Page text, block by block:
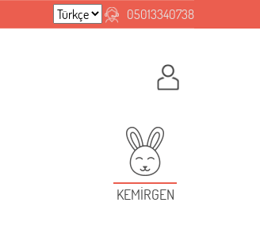
05013340738
KEMİRGEN